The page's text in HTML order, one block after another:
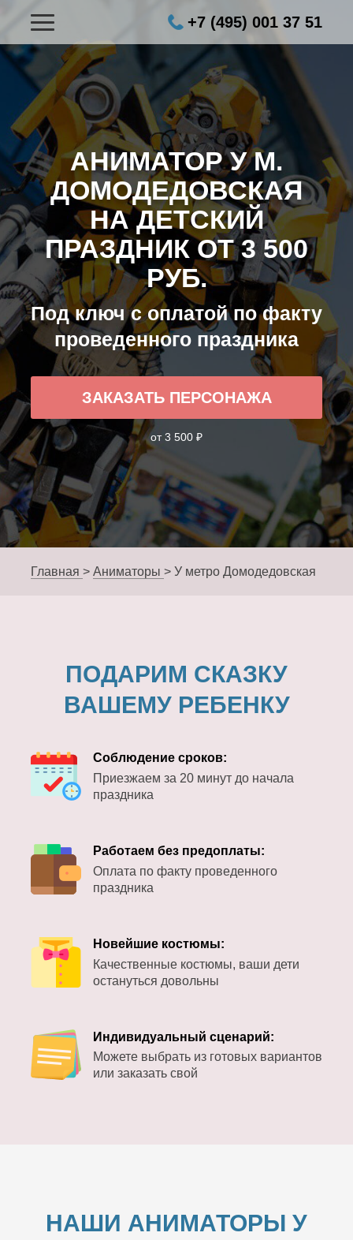
+7 (495) 001 37 51
АНИМАТОР У М.
ДОМОДЕДОВСКАЯ
НА ДЕТСКИЙ
ПРАЗДНИК ОТ 3 500
РУБ.
Под ключ с оплатой по факту
проведенного праздника
ЗАКАЗАТЬ ПЕРСОНАЖА
от 3 500 ₽
Главная > Аниматоры > У метро Домодедовская
ПОДАРИМ СКАЗКУ
ВАШЕМУ РЕБЕНКУ
Соблюдение сроков:
Приезжаем за 20 минут до начала
праздника
Работаем без предоплаты:
Оплата по факту проведенного
праздника
Новейшие костюмы:
Качественные костюмы, ваши дети
остануться довольны
Индивидуальный сценарий:
Можете выбрать из готовых вариантов
или заказать свой
НАШИ АНИМАТОРЫ У